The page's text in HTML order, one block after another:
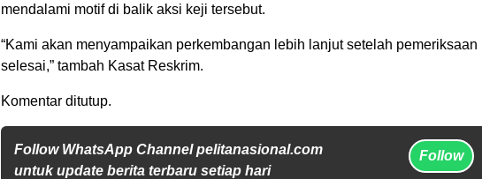
mendalami motif di balik aksi keji tersebut.
“Kami akan menyampaikan perkembangan lebih lanjut setelah pemeriksaan
selesai,” tambah Kasat Reskrim.
Komentar ditutup.
Follow WhatsApp Channel pelitanasional.com
untuk update berita terbaru setiap hari
Follow